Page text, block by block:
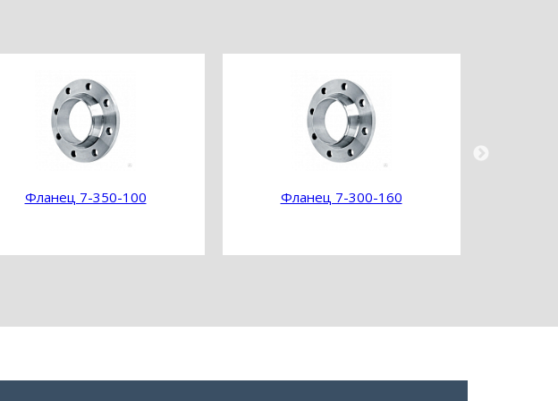
Фланец 7-350-100 Фланец 7-300-160